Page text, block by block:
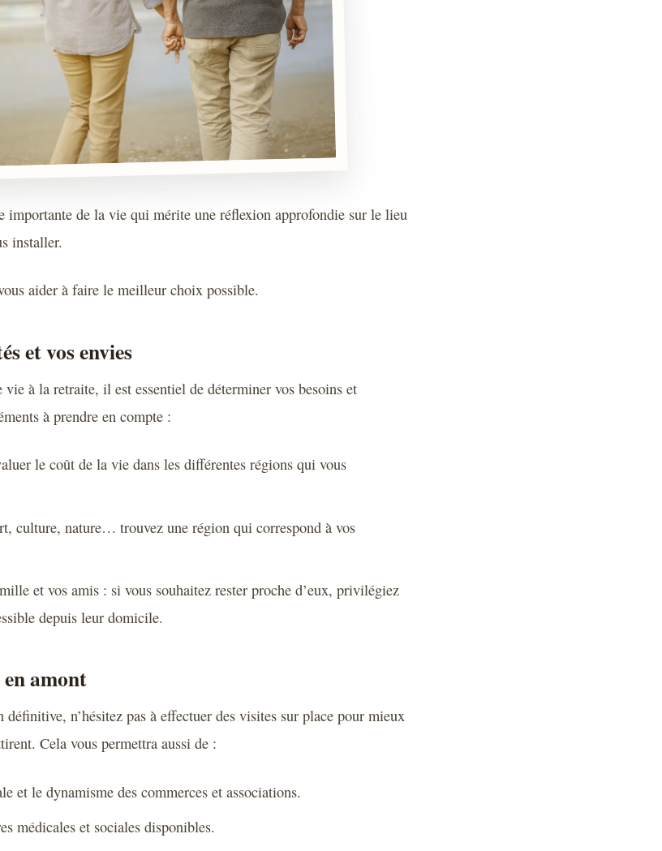
importante de la vie qui mérite une réflexion approfondie sur le lieu
installer.
aider à faire le meilleur choix possible.
et vos envies
à la retraite, il est essentiel de déterminer vos besoins et
à prendre en compte :
le coût de la vie dans les différentes régions qui vous
culture, nature… trouvez une région qui correspond à vos
et vos amis : si vous souhaitez rester proche d’eux, privilégiez
depuis leur domicile.
en amont
n’hésitez pas à effectuer des visites sur place pour mieux
Cela vous permettra aussi de :
et le dynamisme des commerces et associations.
médicales et sociales disponibles.